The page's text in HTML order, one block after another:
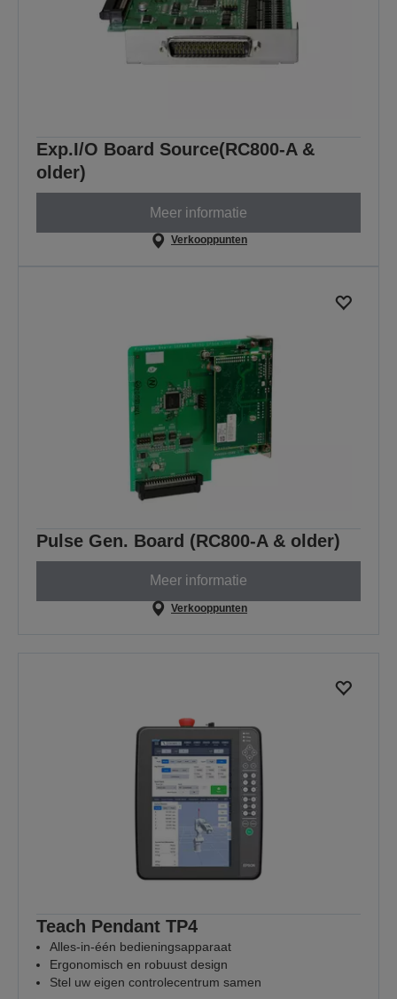
Exp.I/O Board Source(RC800-A &
older)
Meer informatie
Verkooppunten
Pulse Gen. Board (RC800-A & older)
Meer informatie
Verkooppunten
Teach Pendant TP4
Alles-in-één bedieningsapparaat
Ergonomisch en robuust design
Stel uw eigen controlecentrum samen